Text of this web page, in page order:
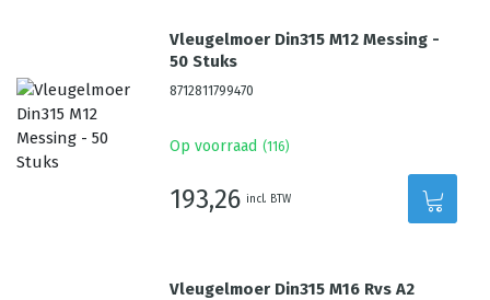
Vleugelmoer Din315 M12 Messing -
50 Stuks
8712811799470
Op voorraad (116)
193,26 incl. BTW
Vleugelmoer Din315 M16 Rvs A2